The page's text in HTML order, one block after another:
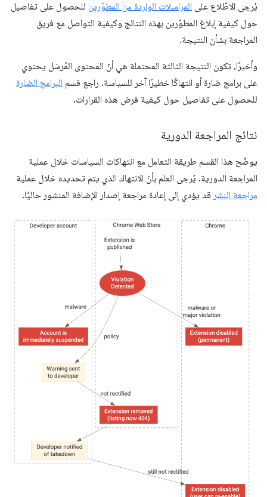
يُرجى الاطّلاع على المراسلات الواردة من المطوّرين للحصول على تفاصيل
حول كيفية إبلاغ المطوّرين بهذه النتائج وكيفية التواصل مع فريق
المراجعة بشأن النتيجة.
وأخيرًا، تكون النتيجة الثالثة المحتملة هي أنّ المحتوى المُرسَل يحتوي
على برامج ضارة أو انتهاكًا خطيرًا آخر للسياسة. راجع قسم البرامج الضارة
للحصول على تفاصيل حول كيفية فرض هذه القرارات.
نتائج المراجعة الدورية
يوضّح هذا القسم طريقة التعامل مع انتهاكات السياسات خلال عملية
المراجعة الدورية. يُرجى العلم بأنّ الانتهاك الذي يتم تحديده خلال عملية
مراجعة النشر قد يؤدي إلى إعادة مراجعة إصدار الإضافة المنشور حاليًا.